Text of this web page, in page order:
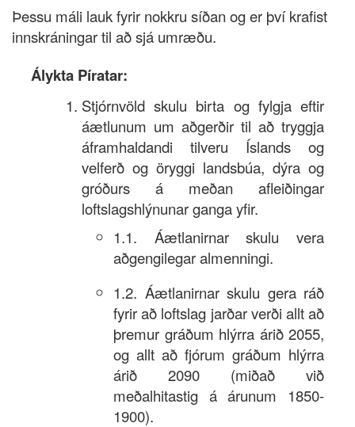
Þessu máli lauk fyrir nokkru síðan og er því krafist
innskráningar til að sjá umræðu.
Álykta Píratar:
Stjórnvöld skulu birta og fylgja eftir
áætlunum um aðgerðir til að tryggja
áframhaldandi tilveru Íslands og
velferð og öryggi landsbúa, dýra og
gróðurs á meðan afleiðingar
loftslagshlýnunar ganga yfir.
1.1. Áætlanirnar skulu vera
aðgengilegar almenningi.
1.2. Áætlanirnar skulu gera ráð
fyrir að loftslag jarðar verði allt að
þremur gráðum hlýrra árið 2055,
og allt að fjórum gráðum hlýrra
árið 2090 (miðað við
meðalhitastig á árunum 1850-
1900).